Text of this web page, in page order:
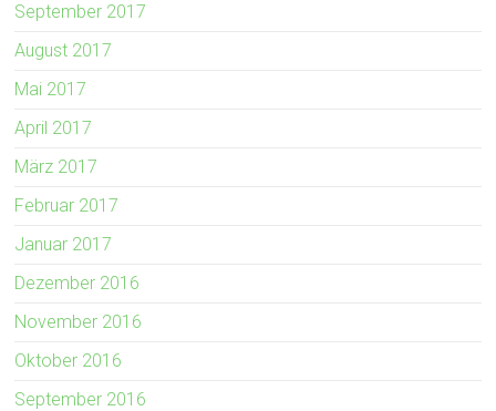
September 2017
August 2017
Mai 2017
April 2017
März 2017
Februar 2017
Januar 2017
Dezember 2016
November 2016
Oktober 2016
September 2016